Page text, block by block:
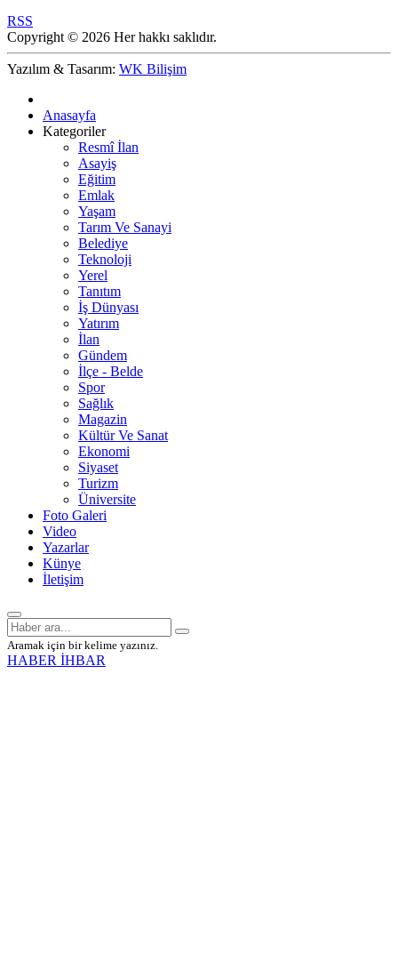
RSS
Copyright © 2026 Her hakkı saklıdır.
Yazılım & Tasarım: WK Bilişim
Anasayfa
Kategoriler
Resmî İlan
Asayiş
Eğitim
Emlak
Yaşam
Tarım Ve Sanayi
Belediye
Teknoloji
Yerel
Tanıtım
İş Dünyası
Yatırım
İlan
Gündem
İlçe - Belde
Spor
Sağlık
Magazin
Kültür Ve Sanat
Ekonomi
Siyaset
Turizm
Üniversite
Foto Galeri
Video
Yazarlar
Künye
İletişim
Aramak için bir kelime yazınız.
HABER İHBAR